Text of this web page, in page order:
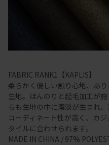
FABRIC RANK1【KAPLIS】
柔らかく優しい触り心地、あ
生地。ほんのりと起毛加工が
らも生地の中に濃淡が生まれ
コーディネート性が高く、カ
タイルに合わせられます。
MADE IN CHINA / 97%